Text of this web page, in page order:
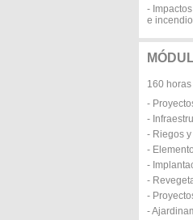
-
e
160 horas
-
-
- Riegos
-
-
-
-
-